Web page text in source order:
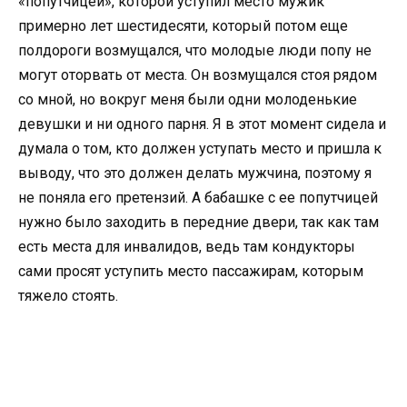
примерно лет шестидесяти, который потом еще
полдороги возмущался, что молодые люди попу не
могут оторвать от места. Он возмущался стоя рядом
со мной, но вокруг меня были одни молоденькие
девушки и ни одного парня. Я в этот момент сидела и
думала о том, кто должен уступать место и пришла к
выводу, что это должен делать мужчина, поэтому я
не поняла его претензий. А бабашке с ее попутчицей
нужно было заходить в передние двери, так как там
есть места для инвалидов, ведь там кондукторы
сами просят уступить место пассажирам, которым
тяжело стоять.